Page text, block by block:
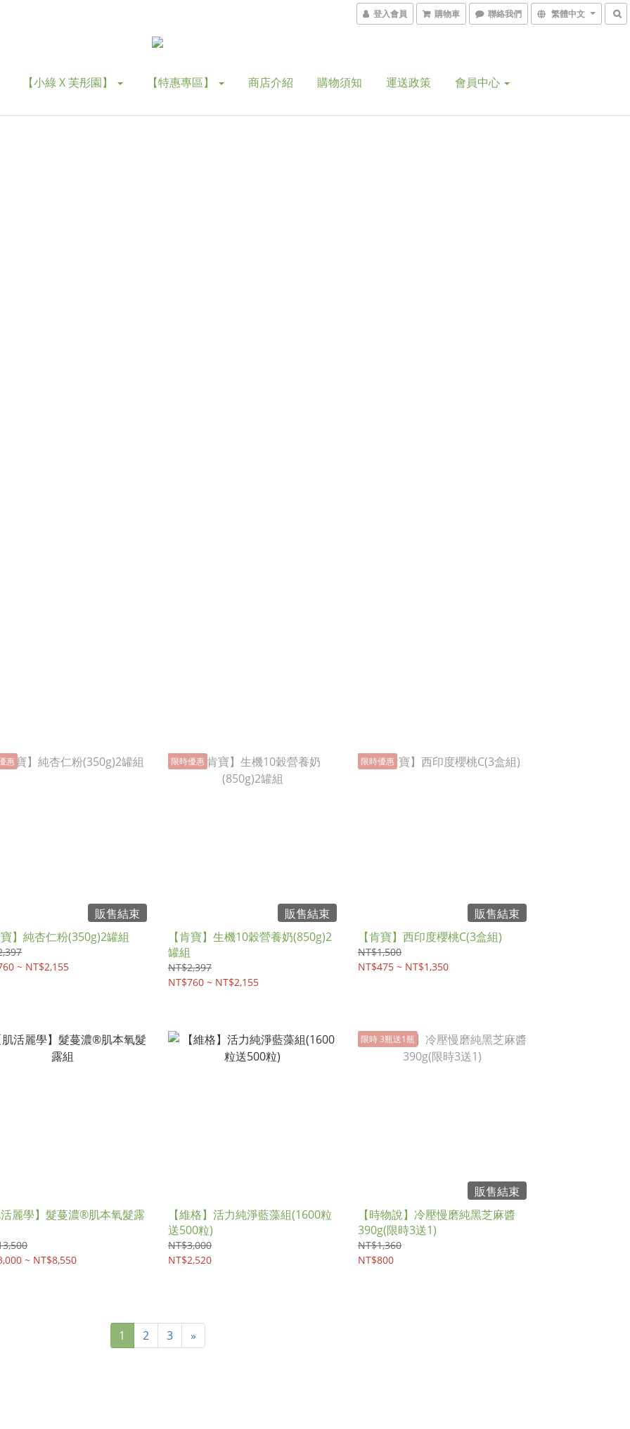
登入會員 購物車 聯絡我們 繁體中文
【小綠 X 芙彤園】 【特惠專區】 商店介紹 購物須知 運送政策 會員中心
惠
販售結束
】純杏仁粉(350g)2罐組
~ NT$2,155
限時優惠
販售結束
【肯寶】生機10穀營養奶(850g)2
罐組
NT$2,397
NT$760 ~ NT$2,155
限時優惠
販售結束
【肯寶】西印度櫻桃C(3盒組)
NT$1,500
NT$475 ~ NT$1,350
麗學】髮蔓濃®肌本氧髮露
~ NT$8,550
【維格】活力純淨藍藻組(1600粒
送500粒)
NT$3,000
NT$2,520
限時 3瓶送1瓶
販售結束
【時物說】冷壓慢磨純黑芝麻醬
390g(限時3送1)
NT$1,360
NT$800
1 2 3 »